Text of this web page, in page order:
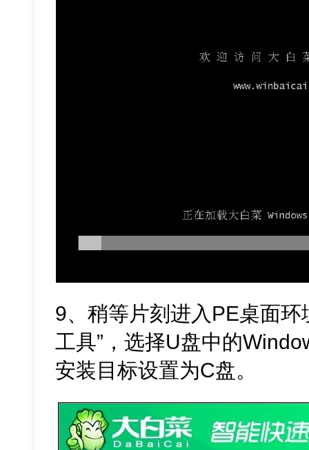
9、稍等片刻进入PE桌面环
工具”，选择U盘中的
安装目标设置为C盘。